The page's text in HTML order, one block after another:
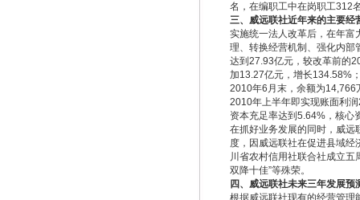
名，在编职工中在岗职工312
三、威远联社近年来的主要经
实施统一法人改革后，在年富
理、转换经营机制、强化内
达到27.93亿元，较改革前的
加13.27亿元，增长134.58%
2010年6月末，余额为14,766
2010年上半年即实现账面利
资本充足率达到5.64%，核心
在抓好业务发展的同时，威
度，因威远联社在促进县域经
川省农村信用社联合社成立五
双降十佳”等殊荣。
四、威远联社未来三年发展预
根据威远联社现有的经营管理